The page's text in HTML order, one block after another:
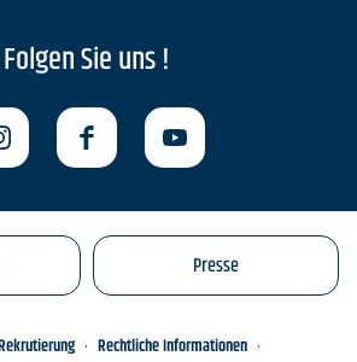
Folgen Sie uns !
Presse
Rechtliche Informationen